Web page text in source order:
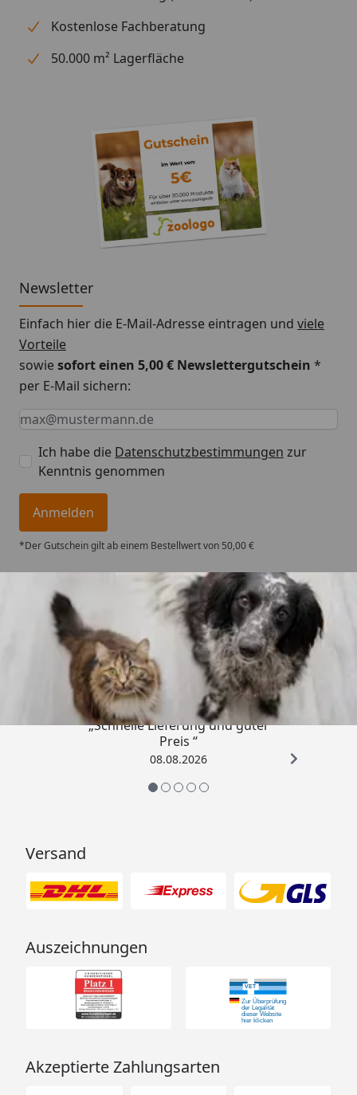
Kostenlose Fachberatung
50.000 m² Lagerfläche
Newsletter
Einfach hier die E-Mail-Adresse eintragen und viele
Vorteile
sowiesofort einen 5,00 € Newslettergutschein *
per E-Mail sichern:
Keine Eingabe erforderlich
Eingabe erforderlich
E-Mail *
Ich habe die Datenschutzbestimmungen zur
Kenntnis genommen
Anmelden
*Der Gutschein gilt ab einem Bestellwert von 50,00 €
Trusted Shops
4,73/ 5
„Schnelle Lieferung und guter
Preis “
08.08.2026
Versand
Auszeichnungen
Akzeptierte Zahlungsarten